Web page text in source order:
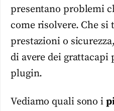
presentano problemi
come risolvere. Che
prestazioni o
di avere dei grattacapi
plugin.
Vediamo quali sono i